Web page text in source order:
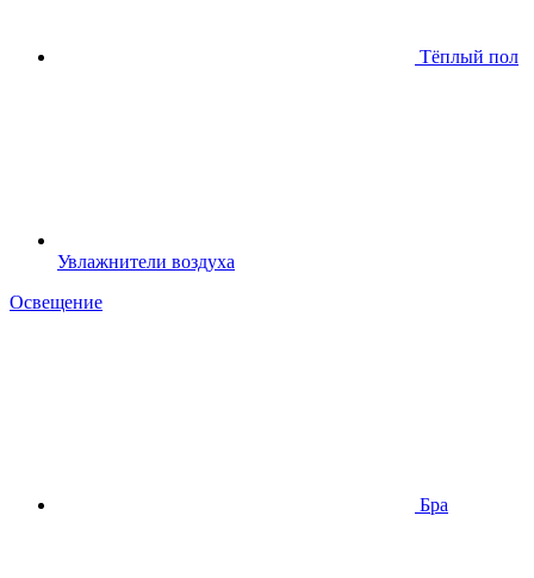
Тёплый пол
Увлажнители воздуха
Освещение
Бра